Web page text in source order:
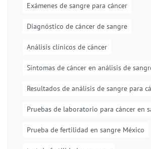
Exámenes de sangre para cáncer
Diagnóstico de cáncer de sangre
Análisis clínicos de cáncer
Síntomas de cáncer en análisis de
Resultados de análisis de sangre para
Pruebas de laboratorio para cáncer en
Prueba de fertilidad en sangre México